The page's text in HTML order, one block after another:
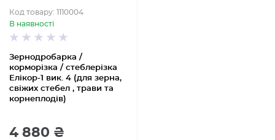
Зернодробарка /
корморізка / стеблерізка
Елікор-1 вик. 4 (для зерна,
свіжих стебел , трави та
корнеплодів)
Код товару: 1110004
В наявності
4 880 ₴